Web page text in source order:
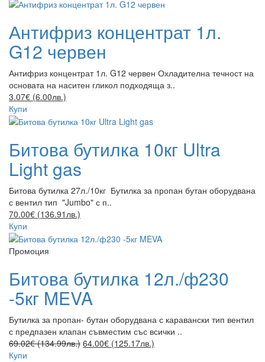
Антифриз концентрат 1л.
G12 червен
Антифриз концентрат 1л. G12 червен Охладителна течност на
основата на наситен гликол подходяща з..
3.07€ (6.00лв.)
Купи
Битова бутилка 10кг Ultra
Light gas
Битова бутилка 27л./10кг Бутилка за пропан бутан оборудвана
с вентил тип "Jumbo" с п..
70.00€ (136.91лв.)
Купи
Промоция
Битова бутилка 12л./ф230
-5кг MEVA
Бутилка за пропан- бутан оборудвана с каравански тип вентил
с предпазен клапан съвместим със всички ..
69.02€ (134.99лв.) 64.00€ (125.17лв.)
Купи